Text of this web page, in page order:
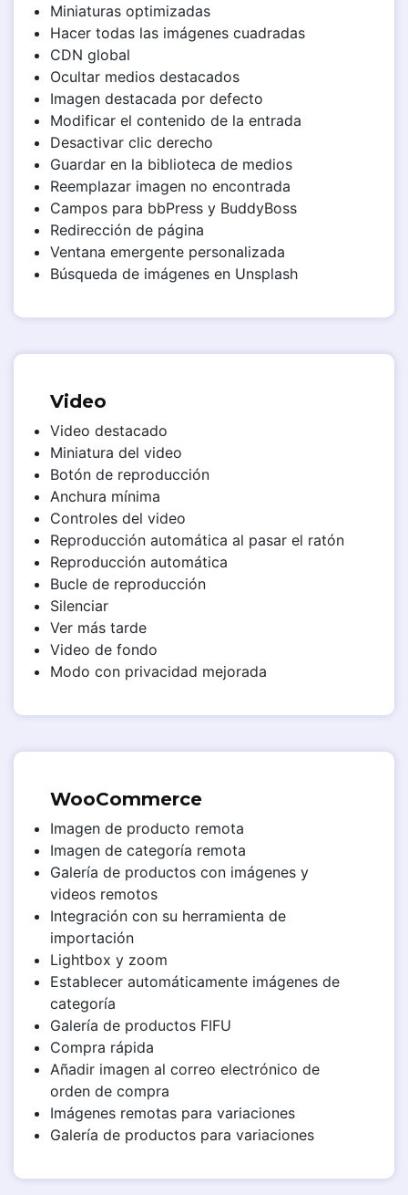
Miniaturas optimizadas
Hacer todas las imágenes cuadradas
CDN global
Ocultar medios destacados
Imagen destacada por defecto
Modificar el contenido de la entrada
Desactivar clic derecho
Guardar en la biblioteca de medios
Reemplazar imagen no encontrada
Campos para bbPress y BuddyBoss
Redirección de página
Ventana emergente personalizada
Búsqueda de imágenes en Unsplash
Video
Video destacado
Miniatura del video
Botón de reproducción
Anchura mínima
Controles del video
Reproducción automática al pasar el ratón
Reproducción automática
Bucle de reproducción
Silenciar
Ver más tarde
Video de fondo
Modo con privacidad mejorada
WooCommerce
Imagen de producto remota
Imagen de categoría remota
Galería de productos con imágenes y
videos remotos
Integración con su herramienta de
importación
Lightbox y zoom
Establecer automáticamente imágenes de
categoría
Galería de productos FIFU
Compra rápida
Añadir imagen al correo electrónico de
orden de compra
Imágenes remotas para variaciones
Galería de productos para variaciones